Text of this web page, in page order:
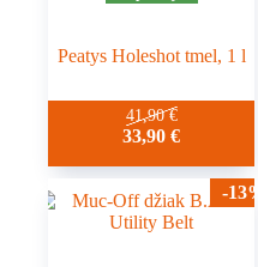
Peatys Holeshot tmel, 1 l
41,90€
33,90€
-13%